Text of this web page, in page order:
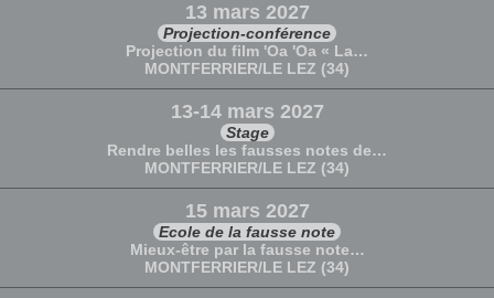
13 mars 2027
Projection-conférence
Projection du film 'Oa 'Oa « La…
MONTFERRIER/LE LEZ (34)
13-14 mars 2027
Stage
Rendre belles les fausses notes de…
MONTFERRIER/LE LEZ (34)
15 mars 2027
Ecole de la fausse note
Mieux-être par la fausse note…
MONTFERRIER/LE LEZ (34)